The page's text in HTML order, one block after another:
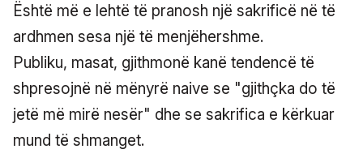
Është më e lehtë të pranosh një sakrificë në të
ardhmen sesa një të menjëhershme.
Publiku, masat, gjithmonë kanë tendencë të
shpresojnë në mënyrë naive se "gjithçka do të
jetë më mirë nesër" dhe se sakrifica e kërkuar
mund të shmanget.